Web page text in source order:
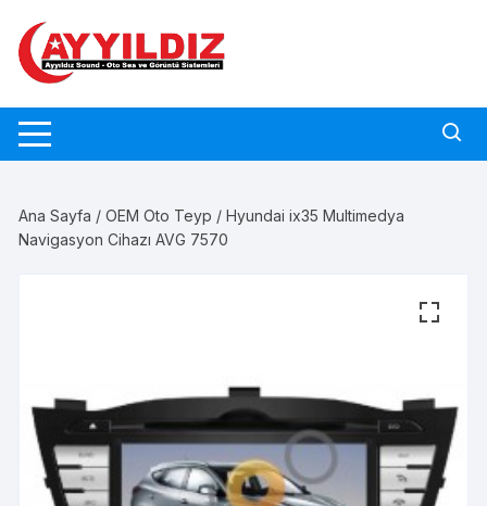
content
Ana Sayfa /OEM Oto Teyp / Hyundai ix35 Multimedya
Navigasyon Cihazı AVG 7570